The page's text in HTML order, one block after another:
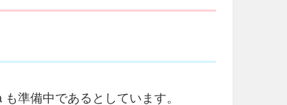
準備中であるとしています。